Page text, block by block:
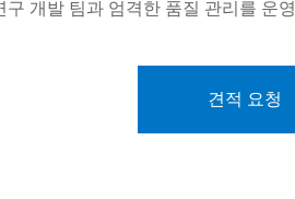
구 개발 팀과 엄격한 품질 관리를 운
견적 요청